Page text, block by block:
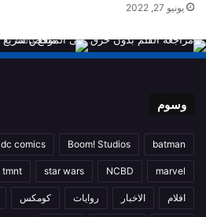
يونيو 27, 2022
وسوم
batman
Boom! Studios
dc comics
marvel
NCBD
star wars
tmnt
افلام الاخبار روايات كومكس